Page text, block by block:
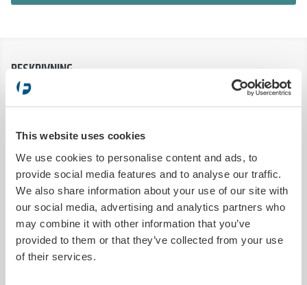
This website uses cookies
We use cookies to personalise content and ads, to
provide social media features and to analyse our traffic.
We also share information about your use of our site with
our social media, advertising and analytics partners who
may combine it with other information that you’ve
provided to them or that they’ve collected from your use
of their services.
BESKRIVNING
Svart nyckelmärkning i standardutförande. Enkla att använda och
levereras med färdigmonterade gummiband och metallöljetter.
baksidan finns ett fritextutrymme för att notera exempelvis
Tidigare artikel 5609 har fått en uppdaterad design och ersätts av 560950,
560951, 560952, 560953.
PRODUKTDETALJER
Utleverans inom